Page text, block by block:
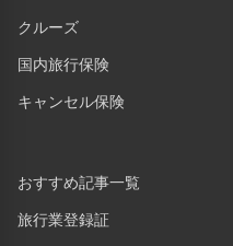
クルーズ
国内旅行保険
キャンセル保険
おすすめ記事一覧
旅行業登録証